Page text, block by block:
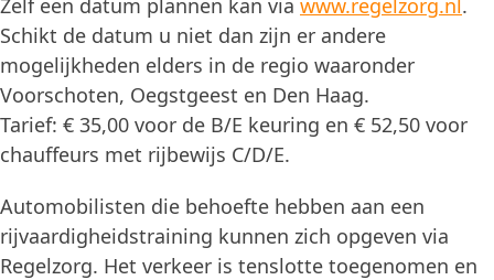
Zelf een datum plannen kan via www.regelzorg.nl.
Schikt de datum u niet dan zijn er andere
mogelijkheden elders in de regio waaronder
Voorschoten, Oegstgeest en Den Haag.
Tarief: € 35,00 voor de B/E keuring en € 52,50 voor
chauffeurs met rijbewijs C/D/E.
Automobilisten die behoefte hebben aan een
rijvaardigheidstraining kunnen zich opgeven via
Regelzorg. Het verkeer is tenslotte toegenomen en